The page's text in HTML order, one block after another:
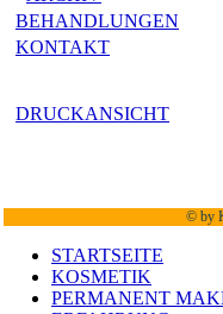
BEHANDLUNGEN
KONTAKT
DRUCKANSICHT
© by
STARTSEITE
KOSMETIK
PERMANENT